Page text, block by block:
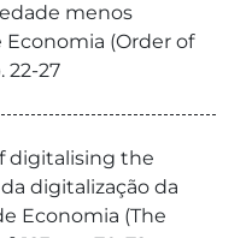
menos
Economia (Order of
22-27
digitalising the
digitalização da
Economia (The